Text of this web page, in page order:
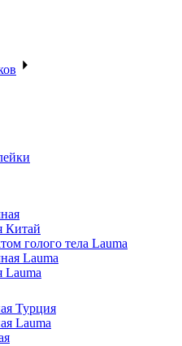
Китай
голого тела Lauma
Lauma
Lauma
Турция
Lauma